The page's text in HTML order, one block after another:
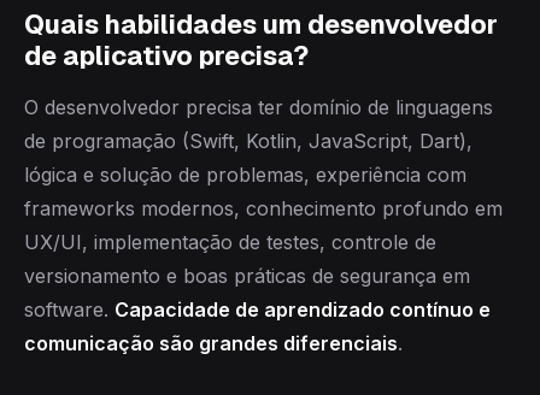
Quais habilidades um desenvolvedor
de aplicativo precisa?
O desenvolvedor precisa ter domínio de linguagens
de programação (Swift, Kotlin, JavaScript, Dart),
lógica e solução de problemas, experiência com
frameworks modernos, conhecimento profundo em
UX/UI, implementação de testes, controle de
versionamento e boas práticas de segurança em
software. Capacidade de aprendizado contínuo e
comunicação são grandes diferenciais.